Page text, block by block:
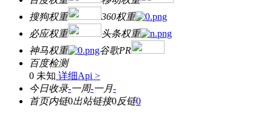
搜狗权重
360权重
必应权重
头条权重
神马权重
谷歌PR
百度检测
0 未知 详细Api >
今日收录-一周-一月-
首页内链0出站链接0反链0